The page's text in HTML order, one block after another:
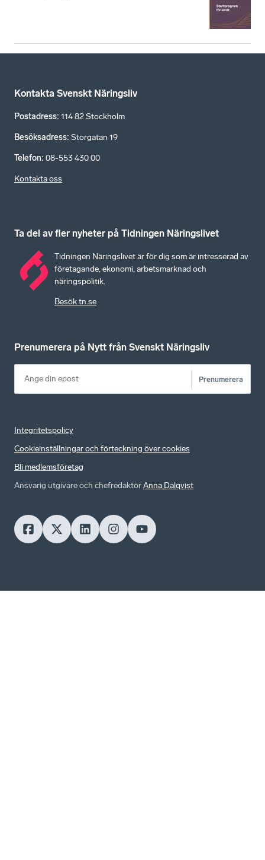
Kontakta Svenskt Näringsliv
Postadress: 114 82 Stockholm
Besöksadress: Storgatan 19
Telefon: 08-553 430 00
Kontakta oss
Ta del av fler nyheter på Tidningen Näringslivet
Tidningen Näringslivet är för dig som är intresserad av
företagande, ekonomi, arbetsmarknad och
näringspolitik.
Besök tn.se
Prenumerera på Nytt från Svenskt Näringsliv
Prenumerera
Integritetspolicy
Cookieinställningar och förteckning över cookies
Bli medlemsföretag
Ansvarig utgivare och chefredaktörAnna Dalqvist